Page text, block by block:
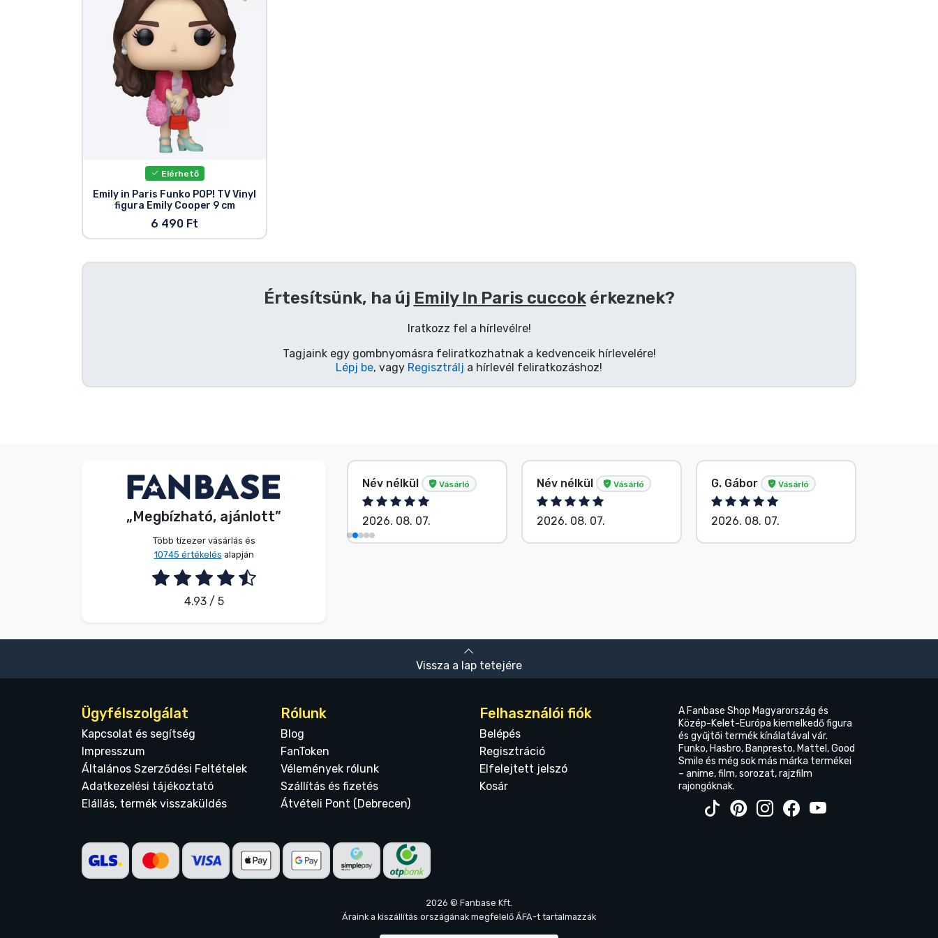
Elérhető
Emily in Paris Funko POP! TV Vinyl
figura Emily Cooper 9 cm
6 490 Ft
Értesítsünk, ha új Emily In Paris cuccokérkeznek?
Iratkozz fel a hírlevélre!
Tagjaink egy gombnyomásra feliratkozhatnak a kedvenceik hírlevelére!
Lépj be, vagy Regisztrálj a hírlevél feliratkozáshoz!
„Megbízható, ajánlott”
Több tízezer vásárlás és
10745 értékelés alapján
4.93 / 5
Név nélkül Vásárló
2026. 08. 08.
Név nélkül Vásárló
2026. 08. 07.
Név nélkül Vásárló
2026. 08. 07.
G. Gábor Vásárló
2026. 08. 07.
Vissza a lap tetejére
Ügyfélszolgálat
Kapcsolat és segítség
Impresszum
Általános Szerződési Feltételek
Adatkezelési tájékoztató
Elállás, termék visszaküldés
Rólunk
Blog
FanToken
Vélemények rólunk
Szállítás és fizetés
Átvételi Pont (Debrecen)
Felhasználói fiók
Belépés
Regisztráció
Elfelejtett jelszó
Kosár
A Fanbase Shop Magyarország és
Közép-Kelet-Európa kiemelkedő figura
és gyűjtői termék kínálatával vár.
Funko, Hasbro, Banpresto, Mattel, Good
Smile és még sok más márka termékei
– anime, film, sorozat, rajzfilm
rajongóknak.
2026 © Fanbase Kft.
Áraink a kiszállítás országának megfelelő ÁFA-t tartalmazzák
Szállítás és fizetés
Sorozatos cuccok
Gamer cuccok